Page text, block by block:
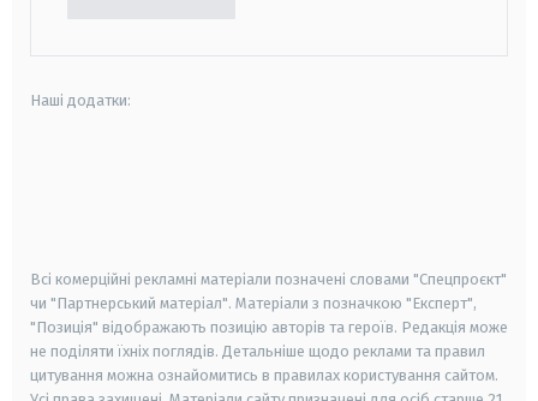
Наші додатки:
Всі комерційні рекламні матеріали позначені словами "Спецпроєкт"
чи "Партнерський матеріал". Матеріали з позначкою "Експерт",
"Позиція" відображають позицію авторів та героїв. Редакція може
не поділяти їхніх поглядів. Детальніше щодо реклами та правил
цитування можна ознайомитись в правилах користування сайтом.